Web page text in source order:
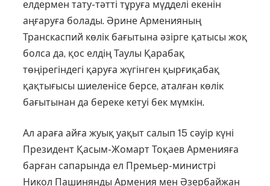
елдермен тату-тәтті тұруға мүдделі екенін
аңғаруға болады. Әрине Арменияның
Транскаспий көлік бағытына әзірге қатысы жоқ
болса да, қос елдің Таулы Қарабақ
төңірегіндегі қаруға жүгінген қырғиқабақ
қақтығысы шиеленісе берсе, аталған көлік
бағытынан да береке кетуі бек мүмкін.
Ал араға айға жуық уақыт салып 15 сәуір күні
Президент Қасым-Жомарт Тоқаев Арменияға
барған сапарында ел Премьер-министрі
Никол Пашинянды Армения мен Әзербайжан